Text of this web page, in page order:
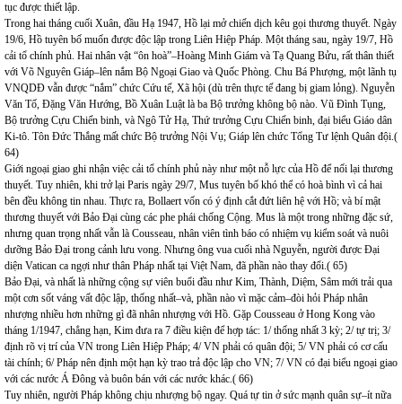
tục được thiết lập.
Trong hai tháng cuối Xuân, đầu Hạ 1947, Hồ lại mở chiến dịch kêu gọi thương thuyết. Ngày
19/6, Hồ tuyên bố muốn được độc lập trong Liên Hiệp Pháp. Một tháng sau, ngày 19/7, Hồ
cải tổ chính phủ. Hai nhân vật “ôn hoà”–Hoàng Minh Giám và Tạ Quang Bửu, rất thân thiết
với Võ Nguyên Giáp–lên nắm Bộ Ngoại Giao và Quốc Phòng. Chu Bá Phượng, một lãnh tụ
VNQDĐ vẫn được “nắm” chức Cứu tế, Xã hội (dù trên thực tế đang bị giam lỏng). Nguyễn
Văn Tố, Đặng Văn Hướng, Bồ Xuân Luật là ba Bộ trưởng không bộ nào. Vũ Đình Tụng,
Bộ trưởng Cựu Chiến binh, và Ngô Tử Hạ, Thứ trưởng Cựu Chiến binh, đại biểu Giáo dân
Ki-tô. Tôn Đức Thắng mất chức Bộ trưởng Nội Vụ; Giáp lên chức Tổng Tư lệnh Quân đội.(
64)
Giới ngoại giao ghi nhận việc cải tổ chính phủ này như một nỗ lực của Hồ để nối lại thương
thuyết. Tuy nhiên, khi trở lại Paris ngày 29/7, Mus tuyên bố khó thể có hoà bình vì cả hai
bên đều không tin nhau. Thực ra, Bollaert vốn có ý định cắt đứt liên hệ với Hồ; và bí mật
thương thuyết với Bảo Đại cùng các phe phái chống Cộng. Mus là một trong những đặc sứ,
nhưng quan trọng nhất vẫn là Cousseau, nhân viên tình báo có nhiệm vụ kiểm soát và nuôi
dưỡng Bảo Đại trong cảnh lưu vong. Nhưng ông vua cuối nhà Nguyễn, người được Đại
diện Vatican ca ngợi như thân Pháp nhất tại Việt Nam, đã phần nào thay đổi.( 65)
Bảo Đại, và nhất là những cộng sự viên buổi đầu như Kim, Thành, Diệm, Sâm mới trải qua
một cơn sốt váng vất độc lập, thống nhất–và, phần nào vì mặc cảm–đòi hỏi Pháp nhân
nhượng nhiều hơn những gì đã nhân nhượng với Hồ. Gặp Cousseau ở Hong Kong vào
tháng 1/1947, chẳng hạn, Kim đưa ra 7 điều kiện để hợp tác: 1/ thống nhất 3 kỳ; 2/ tự trị; 3/
định rõ vị trí của VN trong Liên Hiệp Pháp; 4/ VN phải có quân đội; 5/ VN phải có cơ cấu
tài chính; 6/ Pháp nên định một hạn kỳ trao trả độc lập cho VN; 7/ VN có đại biểu ngoại giao
với các nước Á Đông và buôn bán với các nước khác.( 66)
Tuy nhiên, người Pháp không chịu nhượng bộ ngay. Quá tự tin ở sức mạnh quân sự–ít nữa